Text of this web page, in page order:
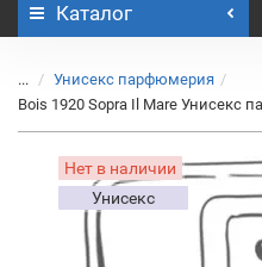
Каталог
...
Унисекс парфюмерия
Bois 1920 Sopra Il Mare Унисекс
Нет в наличии
Унисекс